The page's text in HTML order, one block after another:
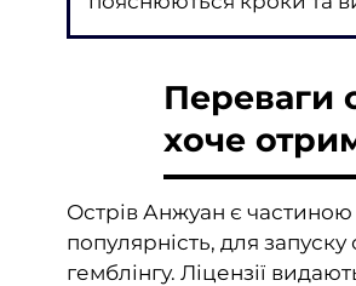
Переваги
хоче
Острів Анжуан є
популярність, для
гемблінгу. Ліцензії